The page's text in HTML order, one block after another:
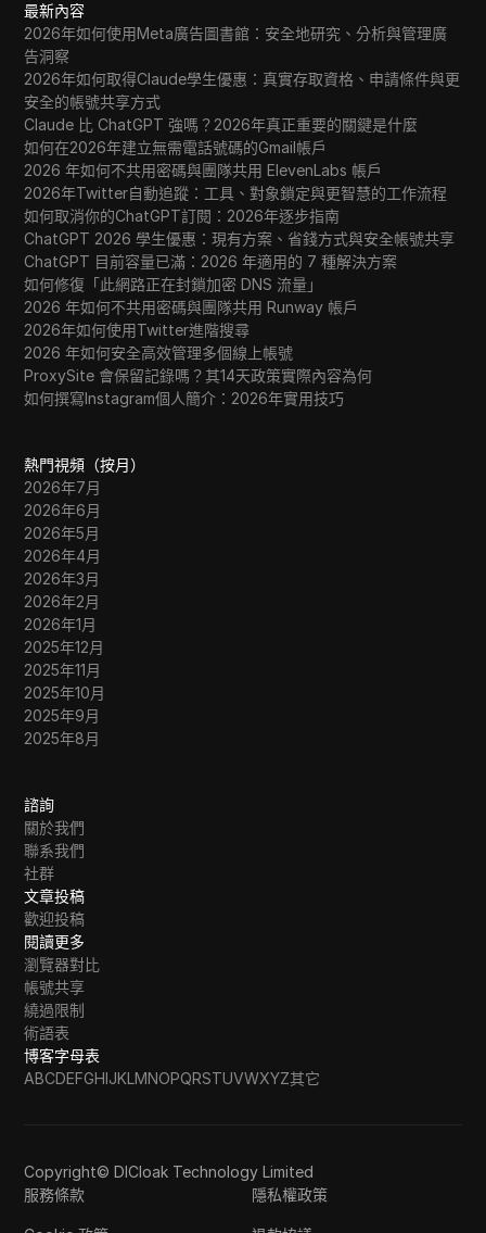
最新內容
2026年如何使用Meta廣告圖書館：安全地研究、分析與管理廣
告洞察
2026年如何取得Claude學生優惠：真實存取資格、申請條件與更
安全的帳號共享方式
Claude 比 ChatGPT 強嗎？2026年真正重要的關鍵是什麼
如何在2026年建立無需電話號碼的Gmail帳戶
2026 年如何不共用密碼與團隊共用 ElevenLabs 帳戶
2026年Twitter自動追蹤：工具、對象鎖定與更智慧的工作流程
如何取消你的ChatGPT訂閱：2026年逐步指南
ChatGPT 2026 學生優惠：現有方案、省錢方式與安全帳號共享
ChatGPT 目前容量已滿：2026 年適用的 7 種解決方案
如何修復「此網路正在封鎖加密 DNS 流量」
2026 年如何不共用密碼與團隊共用 Runway 帳戶
2026年如何使用Twitter進階搜尋
2026 年如何安全高效管理多個線上帳號
ProxySite 會保留記錄嗎？其14天政策實際內容為何
如何撰寫Instagram個人簡介：2026年實用技巧
熱門視頻（按月）
2026年7月
2026年6月
2026年5月
2026年4月
2026年3月
2026年2月
2026年1月
2025年12月
2025年11月
2025年10月
2025年9月
2025年8月
諮詢
關於我們
聯系我們
社群
文章投稿
歡迎投稿
閱讀更多
瀏覽器對比
帳號共享
繞過限制
術語表
博客字母表
ABCDEFGHIJKLMNOPQRSTUVWXYZ其它
Copyright© DICloak Technology Limited
服務條款
隱私權政策